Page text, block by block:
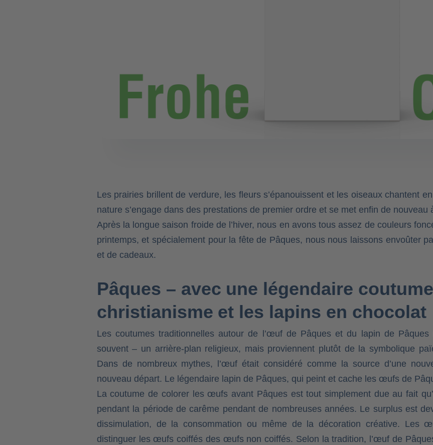
Les prairies brillent de verdure, les fleurs s’épanouissent et les oiseaux chantent
nature s’engage dans des prestations de premier ordre et se met enfin de nouveau
Après la longue saison froide de l’hiver, nous en avons tous assez de couleurs
printemps, et spécialement pour la fête de Pâques, nous nous laissons envoûter
et de cadeaux.
Pâques – avec une légendaire
christianisme et les lapins en chocolat
Les coutumes traditionnelles autour de l’œuf de Pâques et du lapin de
souvent – un arrière-plan religieux, mais proviennent plutôt de la symbolique
Dans de nombreux mythes, l’œuf était considéré comme la source d’une
nouveau départ. Le légendaire lapin de Pâques, qui peint et cache les œufs de
La coutume de colorer les œufs avant Pâques est tout simplement due au fait
pendant la période de carême pendant de nombreuses années. Le surplus est
dissimulation, de la consommation ou même de la décoration créative. Les
distinguer les œufs coiffés des œufs non coiffés. Selon la tradition, l’œuf de